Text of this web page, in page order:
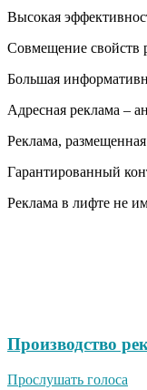
Высокая
Совмещение свойств
Большая
Адресная реклама –
Реклама,
Гарантированный
Реклама в лифте не
Производство
Прослушать голоса